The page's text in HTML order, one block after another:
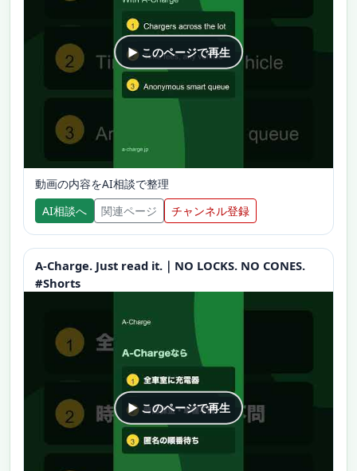
▶ このページで再生
動画の内容をAI相談で整理
AI相談へ
関連ページ チャンネル登録
A-Charge. Just read it.｜NO LOCKS. NO CONES.
#Shorts
▶ このページで再生